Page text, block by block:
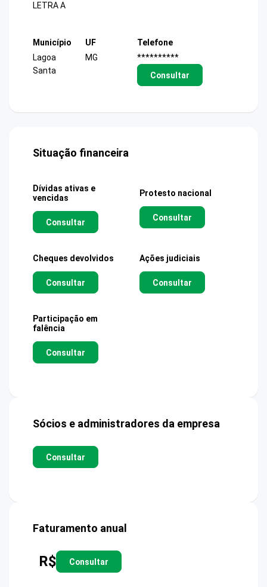
LETRA A
Município
Lagoa
Santa
UF
MG
Telefone
**********
Consultar
Situação financeira
Dívidas ativas e
vencidas
Consultar
Protesto nacional
Consultar
Cheques devolvidos
Consultar
Ações judiciais
Consultar
Participação em
falência
Consultar
Sócios e administradores da empresa
Consultar
Faturamento anual
R$ Consultar